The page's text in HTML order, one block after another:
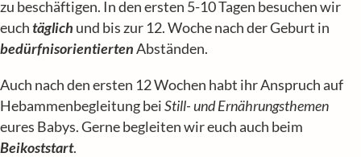
zu beschäftigen. In den ersten 5-10 Tagen besuchen wir
euchtäglich und bis zur 12. Woche nach der Geburt in
bedürfnisorientiertenAbständen.
Auch nach den ersten 12 Wochen habt ihr Anspruch auf
Hebammenbegleitung beiStill- und Ernährungsthemen
eures Babys. Gerne begleiten wir euch auch beim
Beikoststart.